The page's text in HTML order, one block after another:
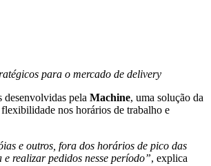
para o mercado de delivery
desenvolvidas pela Machine, uma solução da
nos horários de trabalho e
e outros, fora dos horários de pico das
realizar pedidos nesse período”, explica